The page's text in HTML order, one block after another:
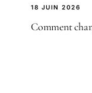
18 JUIN 2026
Comment